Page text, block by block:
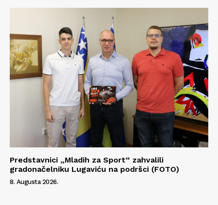
Predstavnici „Mladih za Sport“ zahvalili
gradonačelniku Lugaviću na podršci (FOTO)
8. Augusta 2026.